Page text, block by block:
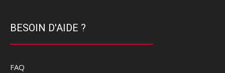
BESOIN D'AIDE ?
FAQ